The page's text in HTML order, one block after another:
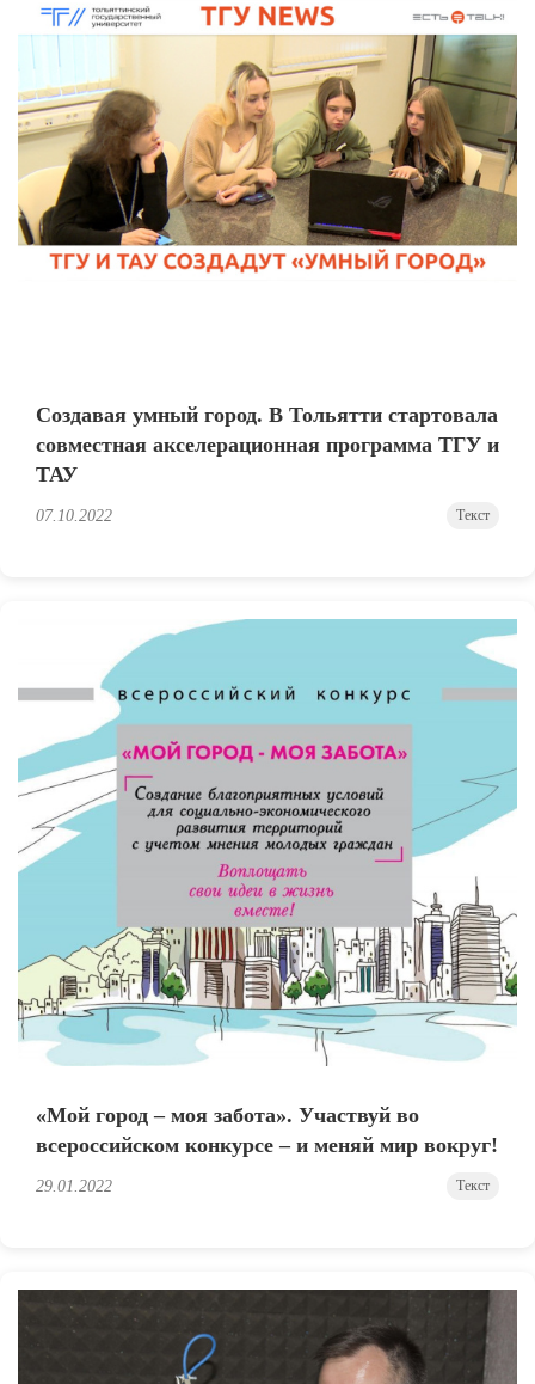
Создавая умный город. В Тольятти стартовала
совместная акселерационная программа ТГУ и
ТАУ
07.10.2022 Текст
«Мой город – моя забота». Участвуй во
всероссийском конкурсе – и меняй мир вокруг!
29.01.2022 Текст